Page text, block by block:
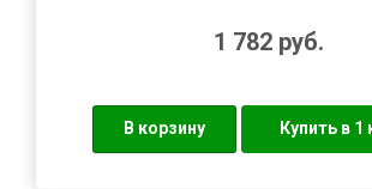
1 782 руб.